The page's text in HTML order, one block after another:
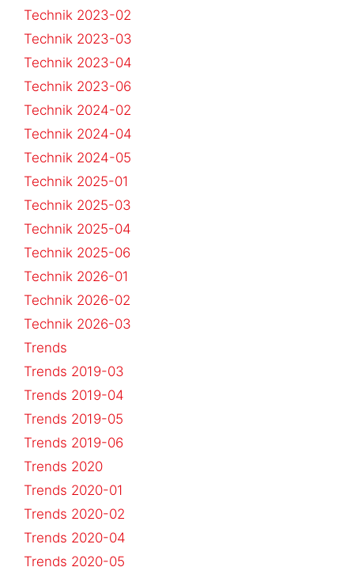
Technik 2023-02
Technik 2023-03
Technik 2023-04
Technik 2023-06
Technik 2024-02
Technik 2024-04
Technik 2024-05
Technik 2025-01
Technik 2025-03
Technik 2025-04
Technik 2025-06
Technik 2026-01
Technik 2026-02
Technik 2026-03
Trends
Trends 2019-03
Trends 2019-04
Trends 2019-05
Trends 2019-06
Trends 2020
Trends 2020-01
Trends 2020-02
Trends 2020-04
Trends 2020-05